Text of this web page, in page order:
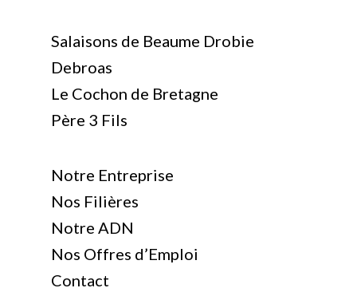
Salaisons de Beaume Drobie
Debroas
Le Cochon de Bretagne
Père 3 Fils
Notre Entreprise
Nos Filières
Notre ADN
Nos Offres d’Emploi
Contact